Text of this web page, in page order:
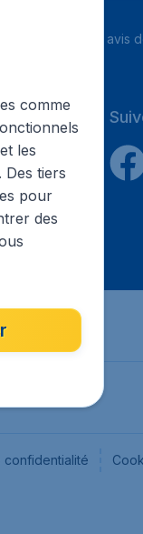
avis
confidentialité
comme
les
Des tiers
pour
des